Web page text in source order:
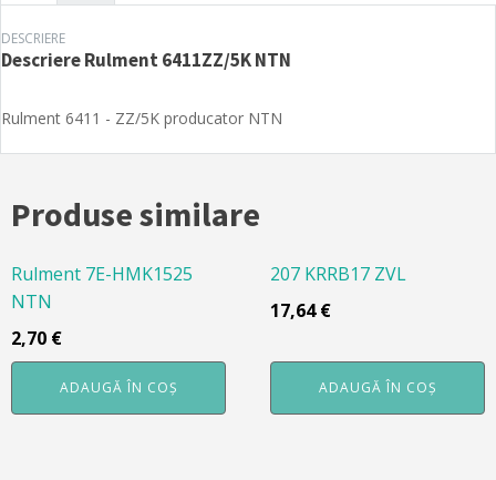
DESCRIERE
DescriereRulment 6411ZZ/5K NTN
Rulment 6411 - ZZ/5K producator NTN
Produse similare
Rulment 7E-HMK1525
NTN
2,70 €
ADAUGĂ ÎN COȘ
207 KRRB17 ZVL
17,64€
ADAUGĂ ÎN COȘ